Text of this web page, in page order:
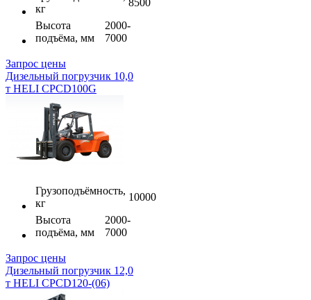
кг
Высота
подъёма, мм
2000-
7000
Запрос цены
Дизельный погрузчик 10,0
т HELI CPCD100G
Грузоподъёмность,
кг
10000
Высота
подъёма, мм
2000-
7000
Запрос цены
Дизельный погрузчик 12,0
т HELI CPCD120-(06)